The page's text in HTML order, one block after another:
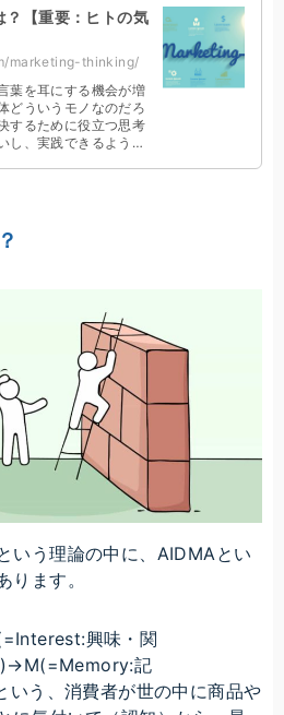
？【重要：ヒトの気
marketing-thinking/
葉を耳にする機会が増
どういうモノなのだろ
するために役立つ思考
し、実践できるように
いう理論の中に、AIDMAとい
ります。
興味・関
記
う、消費者が世の中に商品や